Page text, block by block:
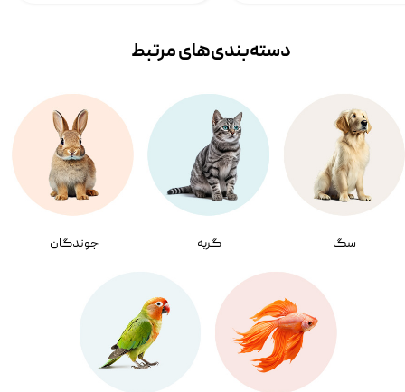
سگ گربه جوندگان
دسته‌بندی‌‌های مرتبط